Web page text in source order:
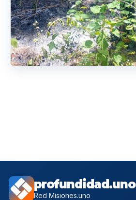
profundidad.uno
Red Misiones.uno